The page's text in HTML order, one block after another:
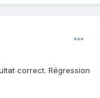
correct. Régression